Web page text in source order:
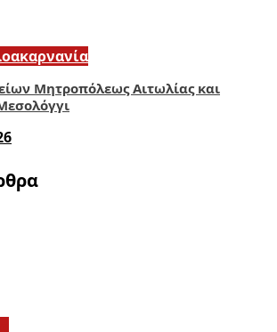
Μητροπόλεως Αιτωλίας και